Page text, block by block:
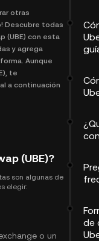
otras
Descubre todas
(UBE) con esta
y agrega
Aunque
te
a continuación
(UBE)?
son algunas de
elegir:
o un
de